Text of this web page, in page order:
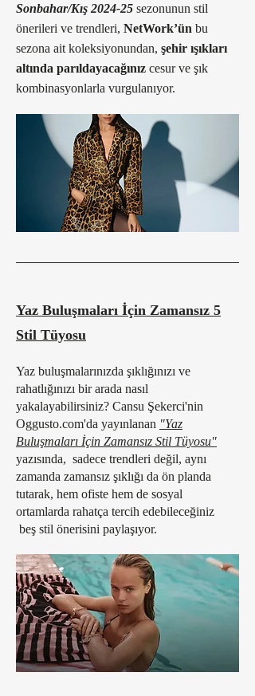
Sonbahar/Kış 2024-25 sezonunun stil
önerileri ve trendleri, NetWork’ün bu
sezona ait koleksiyonundan, şehir ışıkları
altında parıldayacağınız cesur ve şık
kombinasyonlarla vurgulanıyor.
Yaz Buluşmaları İçin Zamansız 5
Stil Tüyosu
Yaz buluşmalarınızda şıklığınızı ve
rahatlığınızı bir arada nasıl
yakalayabilirsiniz? Cansu Şekerci'nin
Oggusto.com'da yayınlanan "Yaz
Buluşmaları İçin Zamansız Stil Tüyosu"
yazısında, sadece trendleri değil, aynı
zamanda zamansız şıklığı da ön planda
tutarak, hem ofiste hem de sosyal
ortamlarda rahatça tercih edebileceğiniz
beş stil önerisini paylaşıyor.